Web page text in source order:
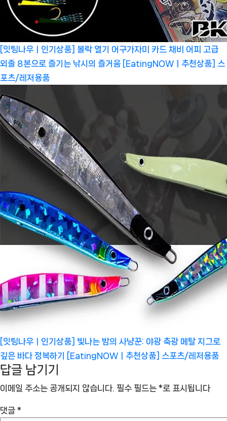
[잇팅나우ㅣ인기상품] 볼락 열기 어구가자미 카드 채비 어피 고급
외줄 8본으로 즐기는 낚시의 즐거움 [EatingNOWㅣ추천상품]
스
포츠/레저용품
[잇팅나우ㅣ인기상품] 빛나는 밤의 사냥꾼: 야광 축광 메탈 지그로
깊은 바다 정복하기 [EatingNOWㅣ추천상품]
스포츠/레저용품
답글 남기기
이메일 주소는 공개되지 않습니다. 필수 필드는 *로 표시됩니다
댓글 *